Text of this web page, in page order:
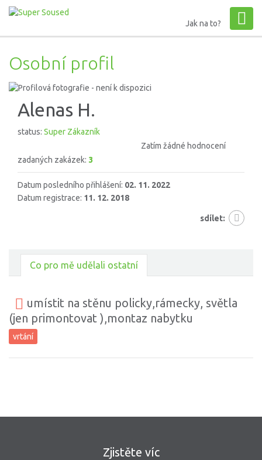
Jak na to?
Osobní profil
Alenas H.
status: Super Zákazník
Zatím žádné hodnocení
zadaných zakázek: 3
Datum posledního přihlášení: 02. 11. 2022
Datum registrace: 11. 12. 2018
sdílet:
Co pro mě udělali ostatní
umístit na stěnu policky,rámecky, světla
(jen primontovat ),montaz nabytku
vrtání
Zjistěte víc